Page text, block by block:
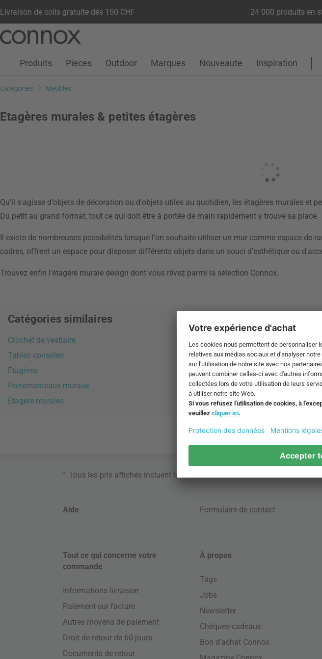
Livraison de colis gratuite dès 150 CHF 24 000 produits en
contenu
Votre compteListe de souhaits
Warenkorb
Produits Pieces Outdoor Marques Nouveaute Inspiration
Catégories Meubles
Etagères murales & petites étagères
Qu'il s'agisse d'objets de décoration ou d'objets utiles au quotidien, les étagères murales et
Du petit au grand format, tout ce qui doit être à portée de main rapidement y trouve sa place.
Il existe de nombreuses possibilités lorsque l'on souhaite utiliser un mur comme espace de
cadres, offrent un espace pour disposer différents objets dans un souci d'esthétique ou
Trouvez enfin l'étagère murale design dont vous rêvez parmi la sélection Connox.
Catégories similaires
Crochet de vestiaire
Tables consoles
Étagères
Portemanteaux muraux
Étagère murales
* Tous les prix affichés incluent la TVA. Ne sont pas compris les
Aide Formulaire de contact
Tout ce qui concerne votre
commande
Informations livraison
Paiement sur facture
Autres moyens de paiement
Droit de retour de 60 jours
Documents de retour
À propos
Tags
Jobs
Newsletter
Chèques-cadeaux
Bon d’achat Connox